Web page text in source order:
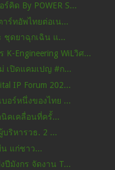
คิด By POWER S...
ร์ทอัพไทยต่อเน...
ชุดยาฉุกเฉิน แ...
Engineering WiLวิศ...
เปิดแคมเปญ #ก...
IP Forum 202...
อร์หนึ่งของไทย ...
คเคลื่อนที่ครั้...
บริหารวธ. 2 ...
น แก่ชาว...
ปีมังกร จัดงาน T...